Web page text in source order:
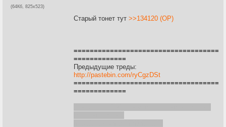
(64Кб, 825x523)
Старый тонет тут >>134120 (OP)
====================================
=============
Предыдущие треды:
http://pastebin.com/ryCgzDSt
====================================
=============